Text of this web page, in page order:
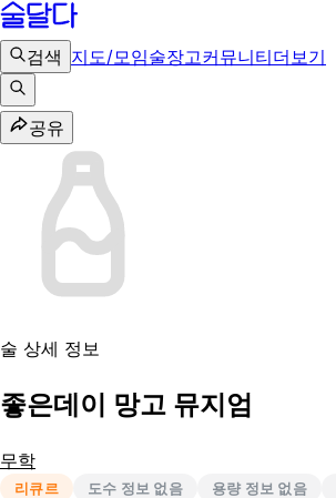
검색 지도/모임술장고커뮤니티더보기
공유
술 상세 정보
좋은데이 망고 뮤지엄
무학
리큐르 도수 정보 없음 용량 정보 없음